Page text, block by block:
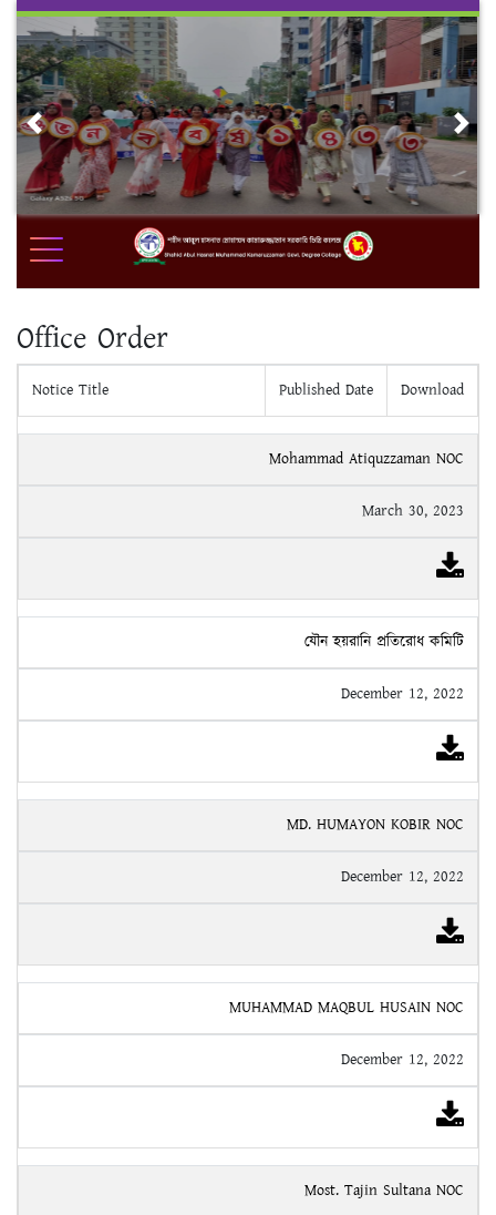
Skip
content
Previous
Office Order
Notice Title Published Date Download
Mohammad Atiquzzaman NOC
March 30, 2023
যৌন হয়রানি প্রতিরোধ কমিটি
December 12, 2022
MD. HUMAYON KOBIR NOC
December 12, 2022
MUHAMMAD MAQBUL HUSAIN NOC
December 12, 2022
Most. Tajin Sultana NOC